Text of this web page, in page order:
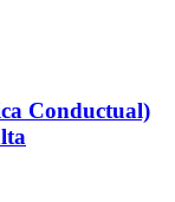
Conductual)